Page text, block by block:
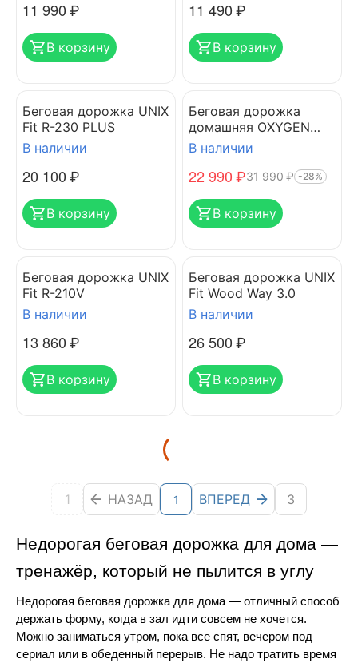
Недорогая беговая дорожка для дома —
тренажёр, который не пылится в углу
Недорогая беговая дорожка для дома — отличный способ
держать форму, когда в зал идти совсем не хочется.
Можно заниматься утром, пока все спят, вечером под
сериал или в обеденный перерыв. Не надо тратить время
11 990₽
В корзину
11 490₽
В корзину
Беговая дорожка UNIX
Fit R-230 PLUS
В наличии
20 100₽
В корзину
Беговая дорожка
домашняя OXYGEN
FITNESS SELENI PLUS
В наличии
22 990₽31 990₽ -28%
В корзину
Беговая дорожка UNIX
Fit R-210V
В наличии
13 860₽
В корзину
Беговая дорожка UNIX
Fit Wood Way 3.0
В наличии
26 500₽
В корзину
1 НАЗАД 1 ВПЕРЕД 3